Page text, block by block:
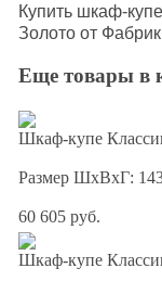
Купить шкаф-
Золото от
Еще товары в
Шкаф-купе
Размер ШхВхГ:
60 605 руб.
Шкаф-купе